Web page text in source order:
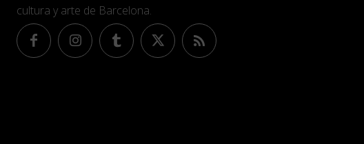
cultura y arte de Barcelona.